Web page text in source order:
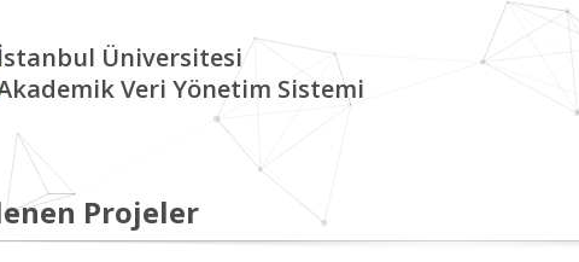
İstanbul Üniversitesi
Veri Yönetim Sistemi
Projeler